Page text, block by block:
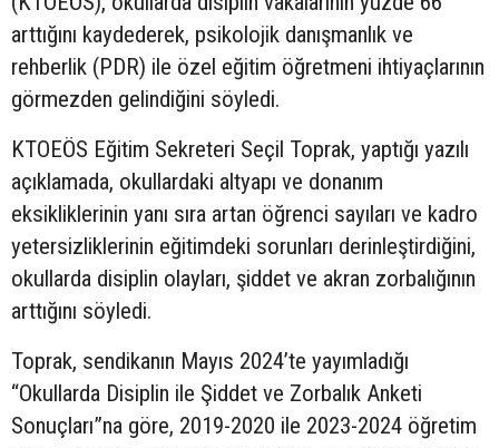
arttığını kaydederek, psikolojik danışmanlık ve
rehberlik (PDR) ile özel eğitim öğretmeni ihtiyaçlarının
görmezden gelindiğini söyledi.
KTOEÖS Eğitim Sekreteri Seçil Toprak, yaptığı yazılı
açıklamada, okullardaki altyapı ve donanım
eksikliklerinin yanı sıra artan öğrenci sayıları ve kadro
yetersizliklerinin eğitimdeki sorunları derinleştirdiğini,
okullarda disiplin olayları, şiddet ve akran zorbalığının
arttığını söyledi.
Toprak, sendikanın Mayıs 2024’te yayımladığı
“Okullarda Disiplin ile Şiddet ve Zorbalık Anketi
Sonuçları”na göre, 2019-2020 ile 2023-2024 öğretim